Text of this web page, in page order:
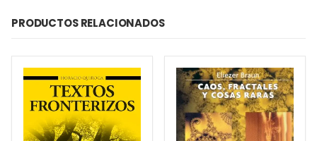
PRODUCTOS RELACIONADOS